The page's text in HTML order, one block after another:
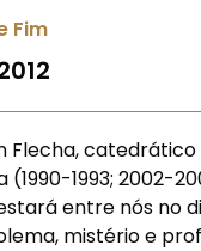
Fim
Flecha,
(1990-1993;
entre nós no
mistério e